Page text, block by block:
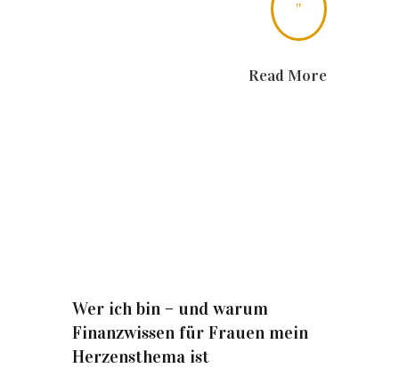
"
Read More
Wer ich bin – und warum
Finanzwissen für Frauen mein
Herzensthema ist